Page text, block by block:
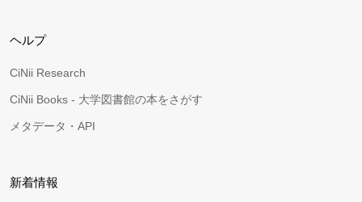
ヘルプ
CiNii Research
CiNii Books - 大学図書館の本をさがす
メタデータ・API
新着情報